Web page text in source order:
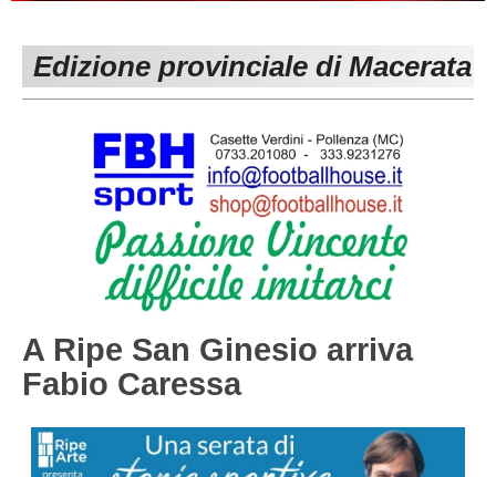
Carica la tua Rosa
1^ CATEGORIA
3^ CATEGORIA
GIOVANILI
Edizione provinciale di Macerata
A Ripe San Ginesio arriva
Fabio Caressa